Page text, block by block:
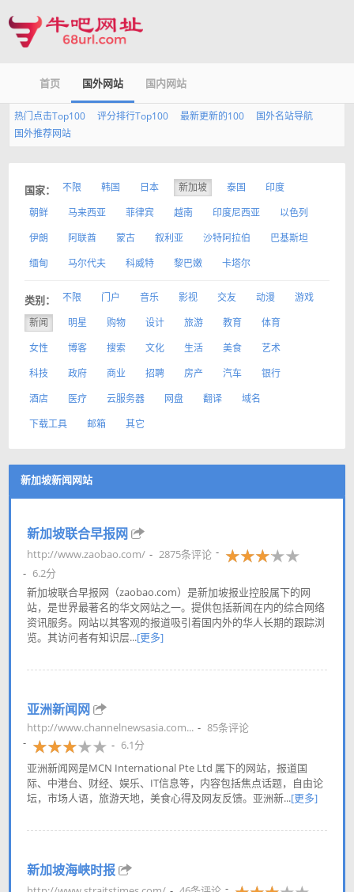
首页 国外网站 国内网站
热门点击Top100 评分排行Top100 最新更新的100
国外名站导航
国外推荐网站
国家： 不限 韩国 日本 新加坡 泰国
印度
朝鲜
马来西亚 菲律宾 越南 印度尼西亚
以色列
伊朗
阿联酋 蒙古 叙利亚 沙特阿拉伯
巴基斯坦
缅甸
马尔代夫 科威特 黎巴嫩 卡塔尔
类别： 不限 门户 音乐 影视 交友 动漫
游戏
新闻
明星 购物 设计 旅游 教育
体育
女性
博客 搜索 文化 生活 美食
艺术
科技
政府 商业 招聘 房产 汽车
银行
酒店
医疗 云服务器 网盘 翻译
域名
下载工具
邮箱 其它
新加坡新闻网站
新加坡联合早报网
http://www.zaobao.com/
2875条评论
6.2分
新加坡联合早报网（zaobao.com）是新加坡报业控股属下的网
站，是世界最著名的华文网站之一。提供包括新闻在内的综合网络
资讯服务。网站以其客观的报道吸引着国内外的华人长期的跟踪浏
览。其访问者有知识层...[更多]
亚洲新闻网
http://www.channelnewsasia.com...
85条评论
6.1分
亚洲新闻网是MCN International Pte Ltd 属下的网站，报道国
际、中港台、财经、娱乐、IT信息等，内容包括焦点话题，自由论
坛，市场人语，旅游天地，美食心得及网友反馈。亚洲新...[更多]
新加坡海峡时报